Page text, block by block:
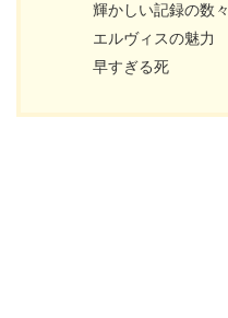
輝かしい記録の数々
エルヴィスの魅力
早すぎる死